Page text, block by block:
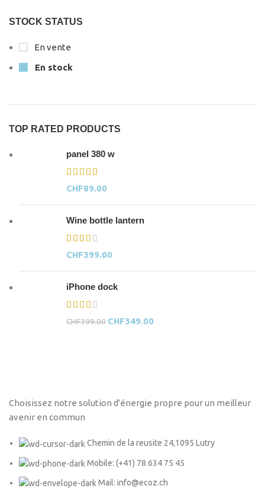
STOCK STATUS
En vente
En stock
TOP RATED PRODUCTS
panel 380 w
CHF89.00
Wine bottle lantern
CHF399.00
iPhone dock
CHF399.00 CHF349.00
Choisissez notre solution d'énergie propre pour un meilleur
avenir en commun
Chemin de la reusite 24,1095 Lutry
Mobile: (+41) 78 634 75 45
Mail: info@ecoz.ch